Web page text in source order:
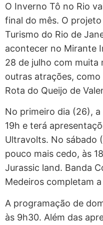
O Inverno Tô no Rio
final do mês. O
Turismo do Rio de
acontecer no Mirante
28 de julho com muita
outras atrações,
Rota do Queijo de
No primeiro dia (26),
19h e terá
Ultravolts. No sábado
pouco mais cedo, às
Jurassic land. Banda
Medeiros completam
A programação de
às 9h30. Além das